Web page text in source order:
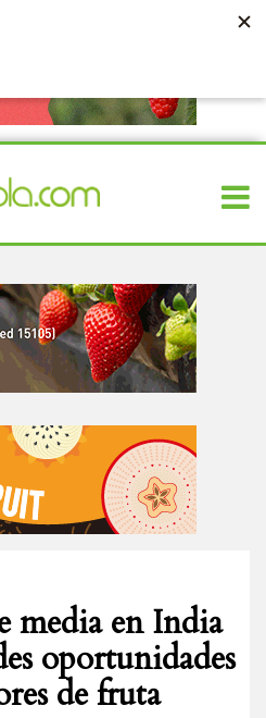
media en India
oportunidades
de fruta